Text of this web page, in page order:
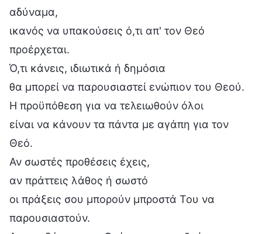
αδύναμα,
ικανός να υπακούσεις ό,τι απ' τον Θεό
προέρχεται.
Ό,τι κάνεις, ιδιωτικά ή δημόσια
θα μπορεί να παρουσιαστεί ενώπιον του Θεού.
Η προϋπόθεση για να τελειωθούν όλοι
είναι να κάνουν τα πάντα με αγάπη για τον
Θεό.
Αν σωστές προθέσεις έχεις,
αν πράττεις λάθος ή σωστό
οι πράξεις σου μπορούν μπροστά Του να
παρουσιαστούν.